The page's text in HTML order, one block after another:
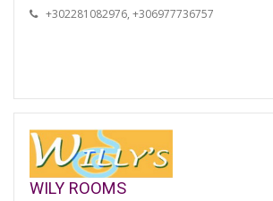
+302281082976, +306977736757
WILY ROOMS